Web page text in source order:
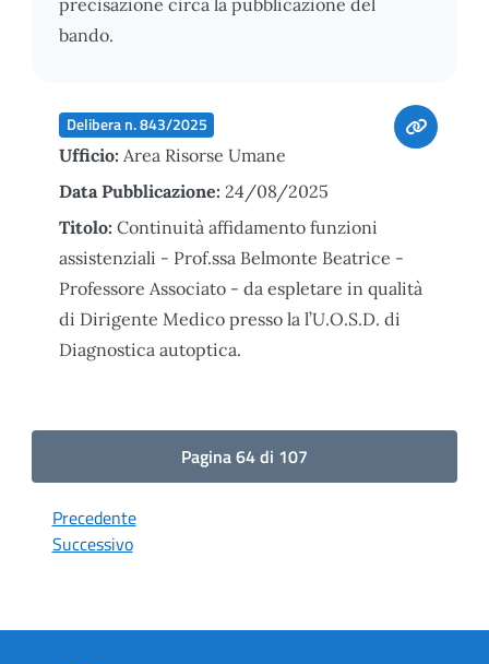
bando.
Delibera n. 843/2025
Ufficio: Area Risorse Umane
Data Pubblicazione: 24/08/2025
Titolo: Continuità affidamento funzioni
assistenziali - Prof.ssa Belmonte Beatrice -
Professore Associato - da espletare in qualità
di Dirigente Medico presso la l’U.O.S.D. di
Diagnostica autoptica.
Pagina 64 di 107
Precedente
Successivo